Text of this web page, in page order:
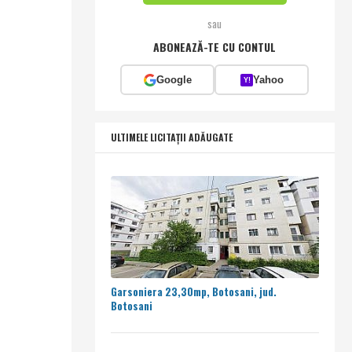
sau
ABONEAZĂ-TE CU CONTUL
Google Y! Yahoo
ULTIMELE LICITAȚII ADĂUGATE
Garsoniera 23,30mp, Botosani, jud.
Botosani